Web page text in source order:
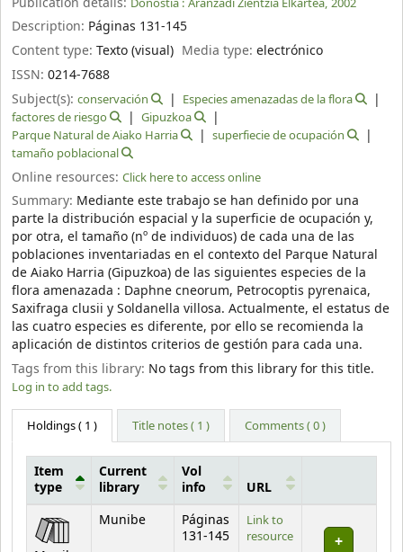
Description: Páginas 131-145
Content type: Texto (visual) Media type:electrónico
ISSN: 0214-7688
Subject(s): conservación
Especies amenazadas de la flora
factores de riesgo
Gipuzkoa
Parque Natural de Aiako Harria
superfiecie de ocupación
tamaño poblacional
Online resources: Click here to access online
Summary: Mediante este trabajo se han definido por una
parte la distribución espacial y la superficie de ocupación y,
por otra, el tamaño (nº de individuos) de cada una de las
poblaciones inventariadas en el contexto del Parque Natural
de Aiako Harria (Gipuzkoa) de las siguientes especies de la
flora amenazada : Daphne cneorum, Petrocoptis pyrenaica,
Saxifraga clusii y Soldanella villosa. Actualmente, el estatus de
las cuatro especies es diferente, por ello se recomienda la
aplicación de distintos criterios de gestión para cada una.
Tags from this library: No tags from this library for this title.
Log in to add tags.
Holdings( 1 ) Title notes ( 1 ) Comments ( 0 )
Holdings
Item
type
Current
library
Vol
info
URL
Munibe
Páginas
131-145
Link to
resource